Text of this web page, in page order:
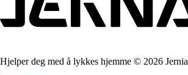
Hjelper deg med å lykkes hjemme © 2026 Jernia